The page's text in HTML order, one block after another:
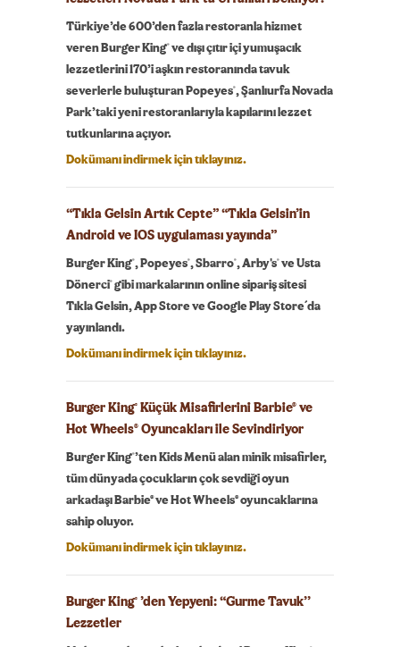
Türkiye’de 600’den fazla restoranla hizmet
veren Burger King® ve dışı çıtır içi yumuşacık
lezzetlerini 170’i aşkın restoranında tavuk
severlerle buluşturan Popeyes®, Şanlıurfa Novada
Park’taki yeni restoranlarıyla kapılarını lezzet
tutkunlarına açıyor.
Dokümanı indirmek için tıklayınız.
“Tıkla Gelsin Artık Cepte” “Tıkla Gelsin’in
Android ve IOS uygulaması yayında”
Burger King®, Popeyes®, Sbarro®, Arby's® ve Usta
Dönerci® gibi markalarının online sipariş sitesi
Tıkla Gelsin, App Store ve Google Play Store´da
yayınlandı.
Dokümanı indirmek için tıklayınız.
Burger King® Küçük Misafirlerini Barbie® ve
Hot Wheels® Oyuncakları ile Sevindiriyor
Burger King®’ten Kids Menü alan minik misafirler,
tüm dünyada çocukların çok sevdiği oyun
arkadaşı Barbie® ve Hot Wheels® oyuncaklarına
sahip oluyor.
Dokümanı indirmek için tıklayınız.
Burger King® ’den Yepyeni: “Gurme Tavuk’’
Lezzetler